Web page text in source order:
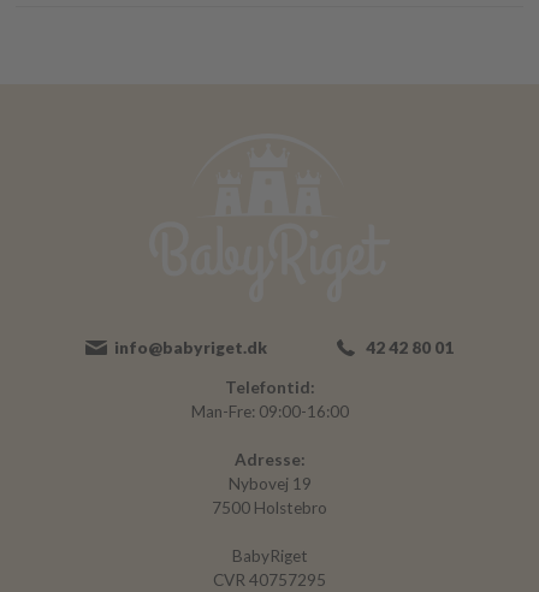
info@babyriget.dk 42 42 80 01
Telefontid:
Man-Fre: 09:00-16:00
Adresse:
Nybovej 19
7500 Holstebro
BabyRiget
CVR 40757295